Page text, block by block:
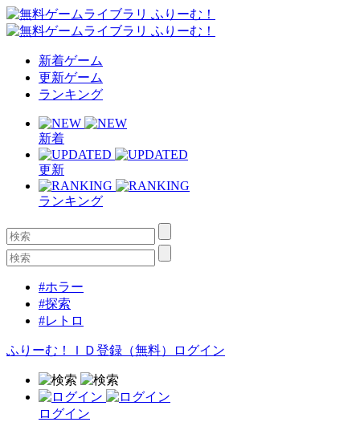
新着ゲーム
更新ゲーム
ランキング
新着
更新
ランキング
#ホラー
#探索
#レトロ
ふりーむ！ＩＤ登録（無料） ログイン
ログイン